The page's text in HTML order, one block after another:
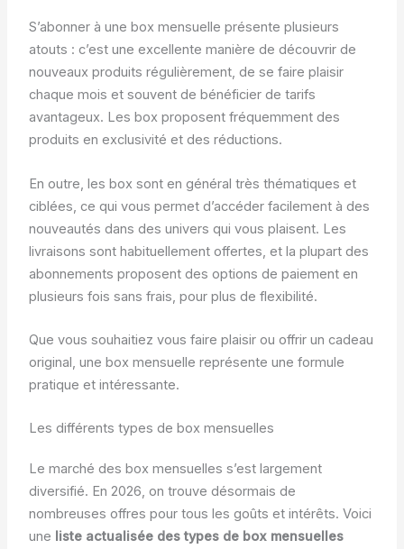
S’abonner à une box mensuelle présente plusieurs
atouts : c’est une excellente manière de découvrir de
nouveaux produits régulièrement, de se faire plaisir
chaque mois et souvent de bénéficier de tarifs
avantageux. Les box proposent fréquemment des
produits en exclusivité et des réductions.
En outre, les box sont en général très thématiques et
ciblées, ce qui vous permet d’accéder facilement à des
nouveautés dans des univers qui vous plaisent. Les
livraisons sont habituellement offertes, et la plupart des
abonnements proposent des options de paiement en
plusieurs fois sans frais, pour plus de flexibilité.
Que vous souhaitiez vous faire plaisir ou offrir un cadeau
original, une box mensuelle représente une formule
pratique et intéressante.
Les différents types de box mensuelles
Le marché des box mensuelles s’est largement
diversifié. En 2026, on trouve désormais de
nombreuses offres pour tous les goûts et intérêts. Voici
une liste actualisée des types de box mensuelles